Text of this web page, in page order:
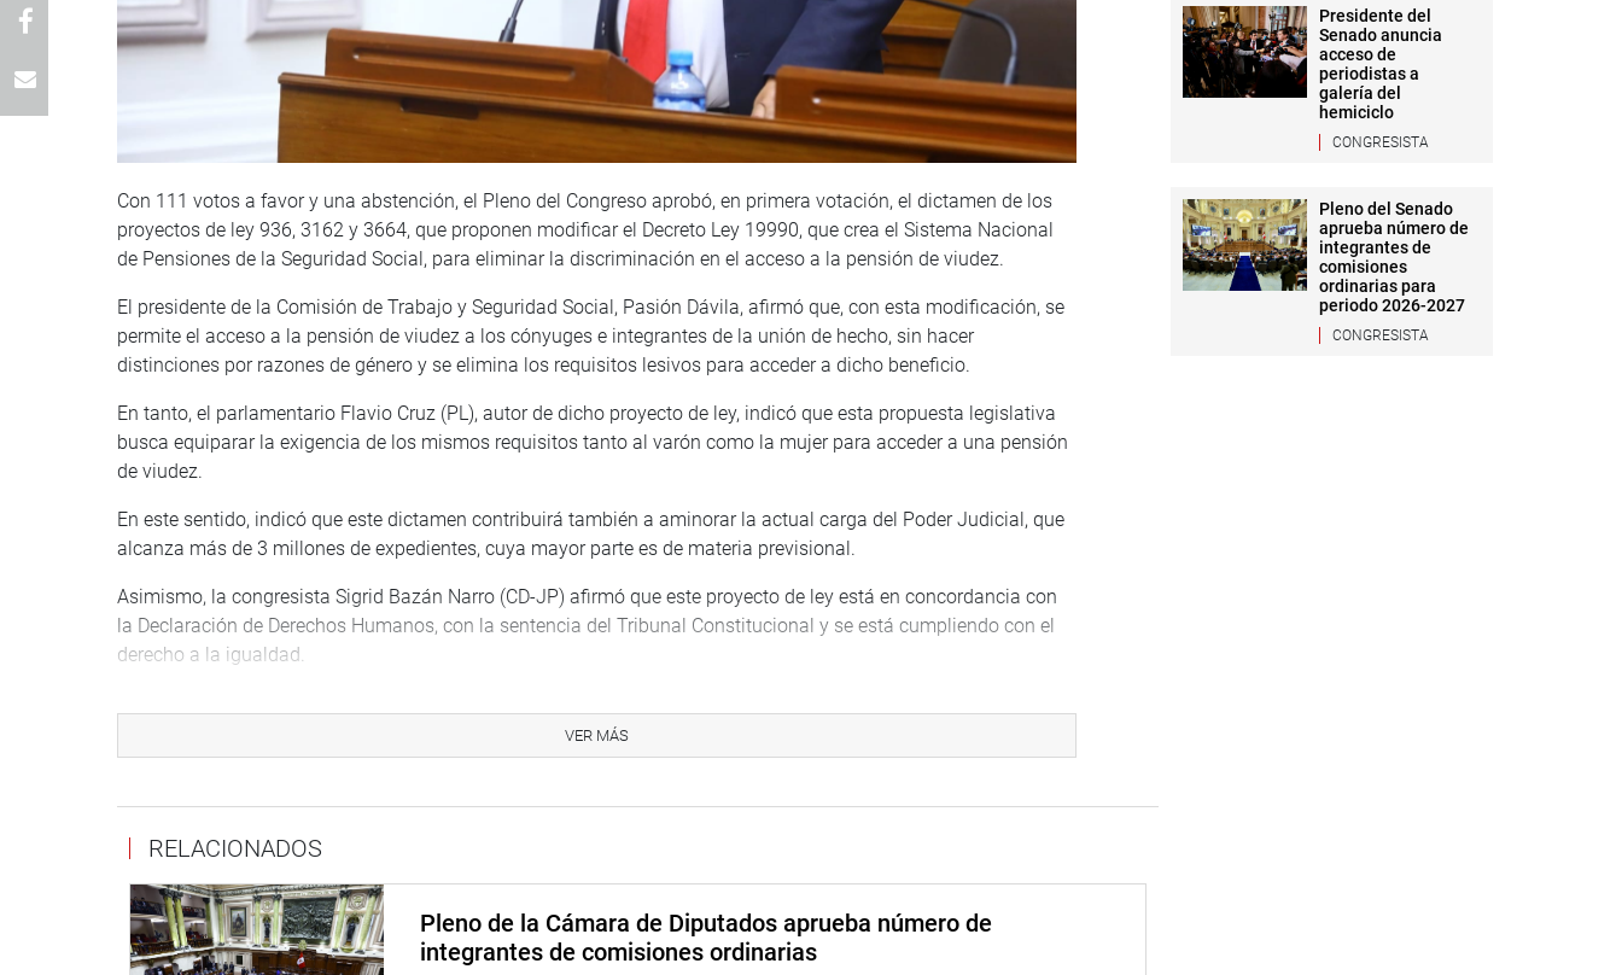
Con 111 votos a favor y una abstención, el Pleno del Congreso aprobó, en primera votación, el dictamen de los
proyectos de ley 936, 3162 y 3664, que proponen modificar el Decreto Ley 19990, que crea el Sistema Nacional
de Pensiones de la Seguridad Social, para eliminar la discriminación en el acceso a la pensión de viudez.
El presidente de la Comisión de Trabajo y Seguridad Social, Pasión Dávila, afirmó que, con esta modificación, se
permite el acceso a la pensión de viudez a los cónyuges e integrantes de la unión de hecho, sin hacer
distinciones por razones de género y se elimina los requisitos lesivos para acceder a dicho beneficio.
En tanto, el parlamentario Flavio Cruz (PL), autor de dicho proyecto de ley, indicó que esta propuesta legislativa
busca equiparar la exigencia de los mismos requisitos tanto al varón como la mujer para acceder a una pensión
de viudez.
En este sentido, indicó que este dictamen contribuirá también a aminorar la actual carga del Poder Judicial, que
alcanza más de 3 millones de expedientes, cuya mayor parte es de materia previsional.
Asimismo, la congresista Sigrid Bazán Narro (CD-JP) afirmó que este proyecto de ley está en concordancia con
la Declaración de Derechos Humanos, con la sentencia del Tribunal Constitucional y se está cumpliendo con el
derecho a la igualdad.
VER MÁS
RELACIONADOS
Pleno de la Cámara de Diputados aprueba número de
integrantes de comisiones ordinarias
Presidente del
Senado anuncia
acceso de
periodistas a
galería del
hemiciclo
CONGRESISTA
Pleno del Senado
aprueba número de
integrantes de
comisiones
ordinarias para
periodo 2026-2027
CONGRESISTA